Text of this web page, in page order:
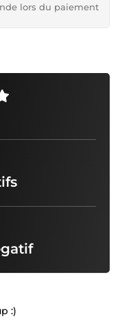
lors du paiement
:)